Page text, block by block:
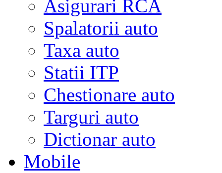
Asigurari RCA
Spalatorii auto
Taxa auto
Statii ITP
Chestionare auto
Targuri auto
Dictionar auto
Mobile